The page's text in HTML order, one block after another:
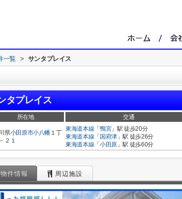
一覧 > サンタプレイス
タプレイス
所在地 交通
県小田原市小八幡 １丁
２１
東海道本線 「 鴨宮」駅 徒歩20分
東海道本線 「 国府津」駅 徒歩26分
東海道本線 「 小田原」駅 徒歩60分
物件情報 周辺施設